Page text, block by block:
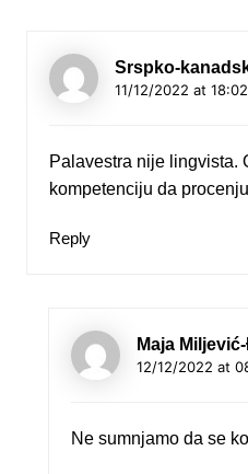
Srspko-
11/12/2022 at 18:02
Palavestra nije lingvista.
kompetenciju da
Reply
Maja
12/12/2022 at
Ne sumnjamo da se